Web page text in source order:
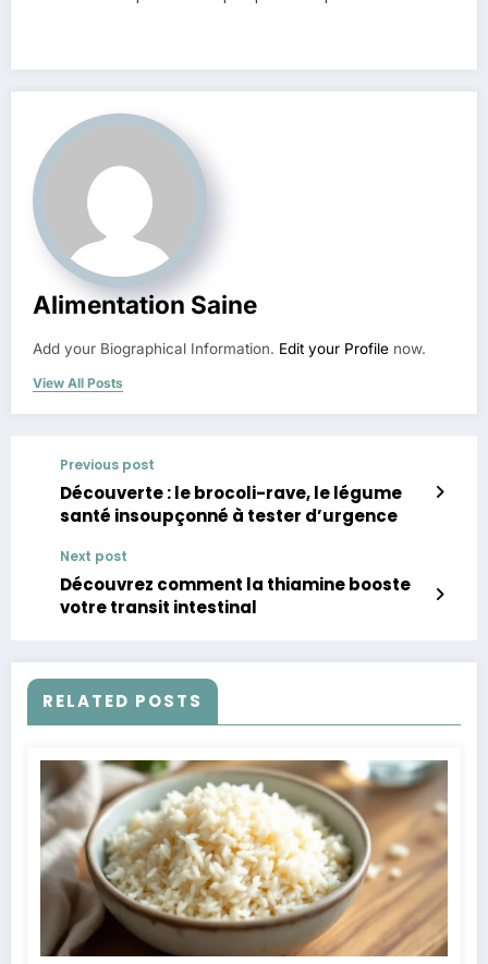
Alimentation Saine
Add your Biographical Information. Edit your Profile now.
View All Posts
Previous post
Découverte : le brocoli-rave, le légume
santé insoupçonné à tester d’urgence
Next post
Découvrez comment la thiamine booste
votre transit intestinal
RELATED POSTS